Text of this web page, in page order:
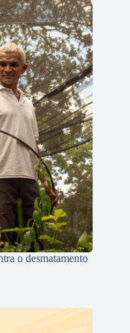
o desmatamento